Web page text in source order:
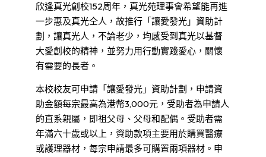
欣逢真光創校152周年，真光苑理事會希望能再進
一步惠及真光仝人，故推行「讓愛發光」資助計
劃，讓真光人，不論老少，均感受到真光以基督
大愛創校的精神，並努力用行動實踐愛心，關懷
有需要的長者。
本校校友可申請「讓愛發光」資助計劃，申請資
助金額每宗最高為港幣3,000元，受助者為申請人
的直系親屬，即祖父母、父母和配偶。受助者需
年滿六十歲或以上，資助款項主要用於購買醫療
或護理器材，每宗申請最多可購置兩項器材。申